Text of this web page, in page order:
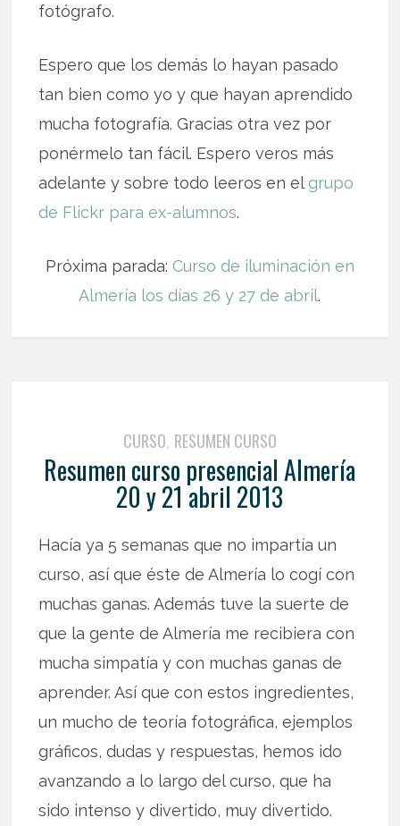
fotógrafo.
Espero que los demás lo hayan pasado
tan bien como yo y que hayan aprendido
mucha fotografía. Gracias otra vez por
ponérmelo tan fácil. Espero veros más
adelante y sobre todo leeros en el grupo
de Flickr para ex-alumnos.
Próxima parada: Curso de iluminación en
Almería los días 26 y 27 de abril.
CURSO, RESUMEN CURSO
Resumen curso presencial Almería
20 y 21 abril 2013
Hacía ya 5 semanas que no impartía un
curso, así que éste de Almería lo cogí con
muchas ganas. Además tuve la suerte de
que la gente de Almería me recibiera con
mucha simpatía y con muchas ganas de
aprender. Así que con estos ingredientes,
un mucho de teoría fotográfica, ejemplos
gráficos, dudas y respuestas, hemos ido
avanzando a lo largo del curso, que ha
sido intenso y divertido, muy divertido.